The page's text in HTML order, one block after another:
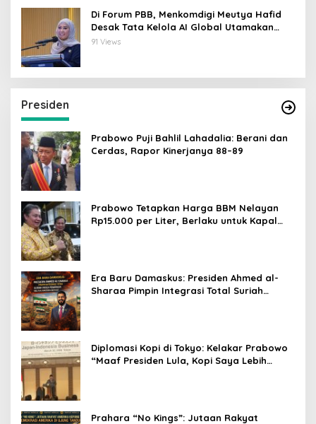
Di Forum PBB, Menkomdigi Meutya Hafid
Desak Tata Kelola AI Global Utamakan
Perlindungan Anak
91 Views
Presiden
Prabowo Puji Bahlil Lahadalia: Berani dan
Cerdas, Rapor Kinerjanya 88–89
Prabowo Tetapkan Harga BBM Nelayan
Rp15.000 per Liter, Berlaku untuk Kapal
Era Baru Damaskus: Presiden Ahmed al-
Sharaa Pimpin Integrasi Total Suriah
Diplomasi Kopi di Tokyo: Kelakar Prabowo
“Maaf Presiden Lula, Kopi Saya Lebih
Prahara “No Kings”: Jutaan Rakyat